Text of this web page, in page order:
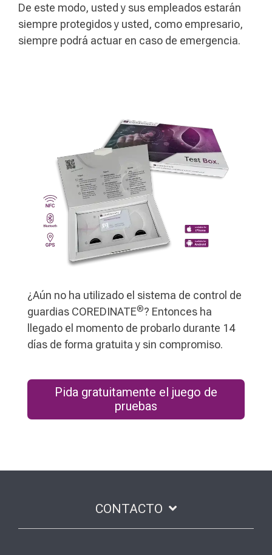
De este modo, usted y sus empleados estarán
siempre protegidos y usted, como empresario,
siempre podrá actuar en caso de emergencia.
¿Aún no ha utilizado el sistema de control de
guardias COREDINATE®? Entonces ha
llegado el momento de probarlo durante 14
días de forma gratuita y sin compromiso.
Pida gratuitamente el juego de
pruebas
CONTACTO